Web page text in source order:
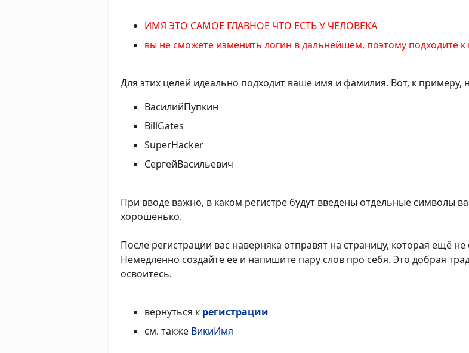
ИМЯ ЭТО САМОЕ ГЛАВНОЕ ЧТО ЕСТЬ У ЧЕЛОВЕКА
вы не сможете изменить логин в дальнейшем, поэтому подходите
Для этих целей идеально подходит ваше имя и фамилия. Вот, к примеру,
ВасилийПупкин
BillGates
SuperHacker
СергейВасильевич
При вводе важно, в каком регистре будут введены отдельные символы
хорошенько.
После регистрации вас наверняка отправят на страницу, которая ещё
Немедленно создайте её и напишите пару слов про себя. Это добрая
освоитесь.
вернуться к регистрации
см. также ВикиИмя